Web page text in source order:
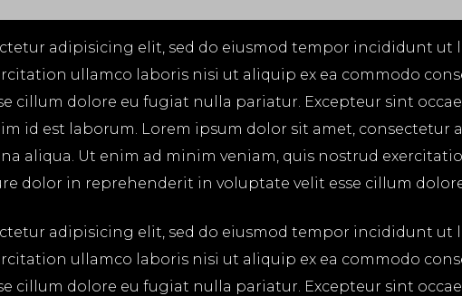
adipisicing elit, sed do eiusmod tempor incididunt ut
ullamco laboris nisi ut aliquip ex ea commodo
cillum dolore eu fugiat nulla pariatur. Excepteur sint
id est laborum. Lorem ipsum dolor sit amet, consectetur
aliqua. Ut enim ad minim veniam, quis nostrud
dolor in reprehenderit in voluptate velit esse cillum
adipisicing elit, sed do eiusmod tempor incididunt ut
ullamco laboris nisi ut aliquip ex ea commodo
cillum dolore eu fugiat nulla pariatur. Excepteur sint